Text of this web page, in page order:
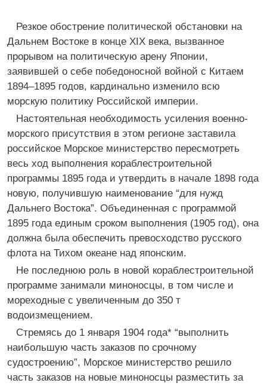
Резкое обострение политической обстановки на
Дальнем Востоке в конце XIX века, вызванное
прорывом на политическую арену Японии,
заявившей о себе победоносной войной с Китаем
1894–1895 годов, кардинально изменило всю
морскую политику Российской империи.
Настоятельная необходимость усиления военно-
морского присутствия в этом регионе заставила
российское Морское министерство пересмотреть
весь ход выполнения кораблестроительной
программы 1895 года и утвердить в начале 1898 года
новую, получившую наименование “для нужд
Дальнего Востока”. Объединенная с программой
1895 года единым сроком выполнения (1905 год), она
должна была обеспечить превосходство русского
флота на Тихом океане над японским.
Не последнюю роль в новой кораблестроительной
программе занимали миноносцы, в том числе и
мореходные с увеличенным до 350 т
водоизмещением.
Стремясь до 1 января 1904 года* “выполнить
наибольшую часть заказов по срочному
судостроению”, Морское министерство решило
часть заказов на новые миноносцы разместить за